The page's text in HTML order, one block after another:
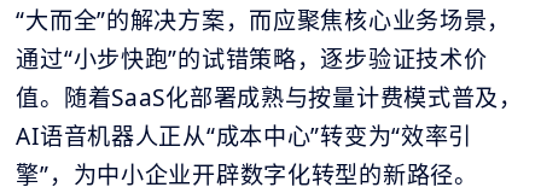
“大而全”的解决方案，而应聚焦核心业务场景，
通过“小步快跑”的试错策略，逐步验证技术价
值。随着SaaS化部署成熟与按量计费模式普及，
AI语音机器人正从“成本中心”转变为“效率引
擎”，为中小企业开辟数字化转型的新路径。